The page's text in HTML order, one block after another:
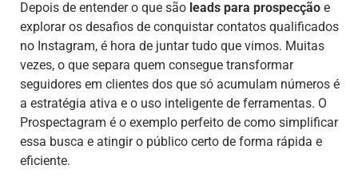
Depois de entender o que são leads para prospecção e
explorar os desafios de conquistar contatos qualificados
no Instagram, é hora de juntar tudo que vimos. Muitas
vezes, o que separa quem consegue transformar
seguidores em clientes dos que só acumulam números é
a estratégia ativa e o uso inteligente de ferramentas. O
Prospectagram é o exemplo perfeito de como simplificar
essa busca e atingir o público certo de forma rápida e
eficiente.